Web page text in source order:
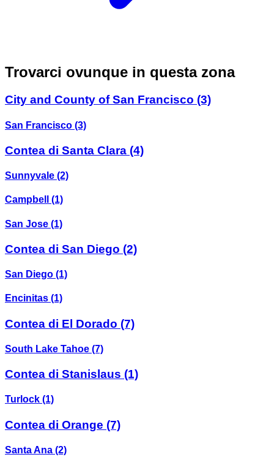
Trovarci ovunque in questa zona
City and County of San Francisco (3)
San Francisco (3)
Contea di Santa Clara (4)
Sunnyvale (2)
Campbell (1)
San Jose (1)
Contea di San Diego (2)
San Diego (1)
Encinitas (1)
Contea di El Dorado (7)
South Lake Tahoe (7)
Contea di Stanislaus (1)
Turlock (1)
Contea di Orange (7)
Santa Ana (2)